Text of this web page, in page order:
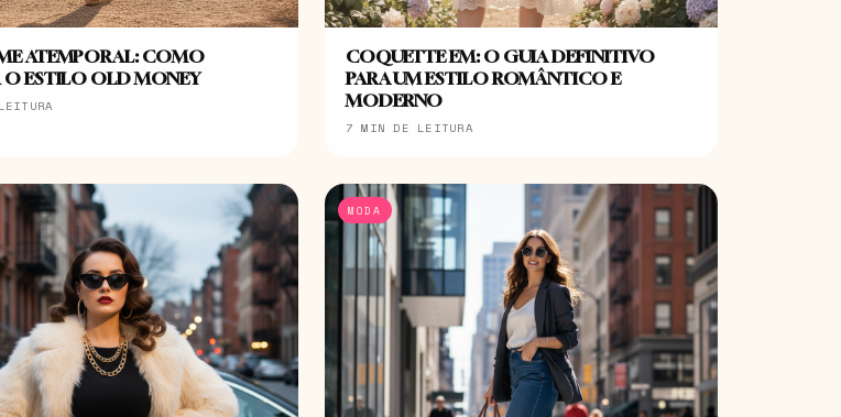
ATEMPORAL: COMO
ESTILO OLD MONEY
COQUETTE EM: O GUIA DEFINITIVO
PARA UM ESTILO ROMÂNTICO E
MODERNO
7 MIN DE LEITURA
MODA